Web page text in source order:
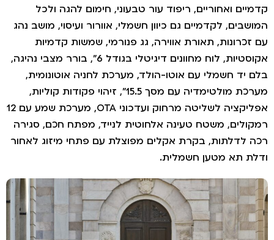
קדמיים ואחוריים, ריפוד עור טבעוני, חימום להגה ולכל
המושבים, לקדמיים גם כיוון חשמלי, אוורור ועיסוי, מושב נהג
עם זכרונות, תאורת אווירה, גג פנורמי, שמשות קדמיות
אקוסטיות, לוח מחוונים דיגיטלי בגודל 6", בורר מצבי נהיגה,
בלם יד חשמלי עם אוטו-הולד, מערכת לחניה אוטונומית,
מערכת מולטימדיה עם מסך 15.5", זיהוי פקודות קוליות,
אפליקציה לשליטה מרחוק ועדכוני OTA, מערכת שמע עם 12
רמקולים, משטח טעינה אלחוטית לנייד, מפתח חכם, סגירה
רכה לדלתות, בקרת אקלים מפוצלת עם פתחי מיזוג לאחור
ודלת תא מטען חשמלית.